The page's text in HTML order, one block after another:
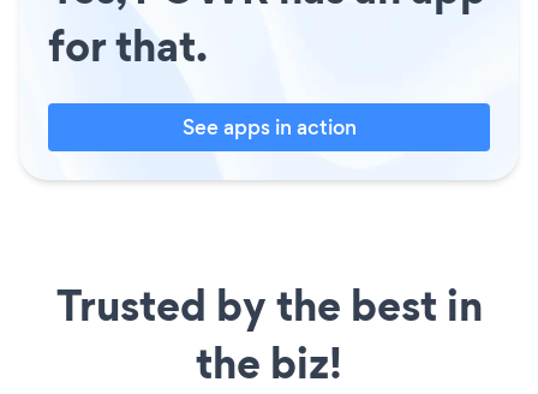
for that.
See apps in action
Trusted by the best in
the biz!